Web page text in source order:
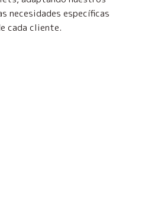
necesidades específicas
cada cliente.